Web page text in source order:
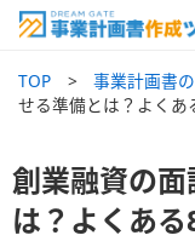
TOP 事業計画書
せる準備とは？よくあ
創業融資の
は？よくあ